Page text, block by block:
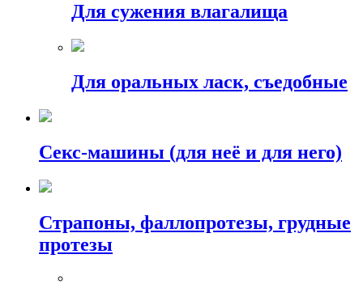
Для сужения влагалища
Для оральных ласк, съедобные
Секс-машины (для неё и для него)
Страпоны, фаллопротезы, грудные
протезы